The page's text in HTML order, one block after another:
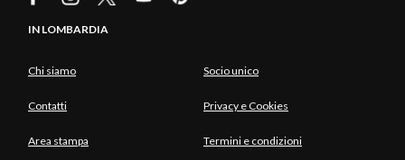
IN LOMBARDIA
Chi siamo Socio unico
Contatti Privacy e Cookies
Area stampa Termini e condizioni